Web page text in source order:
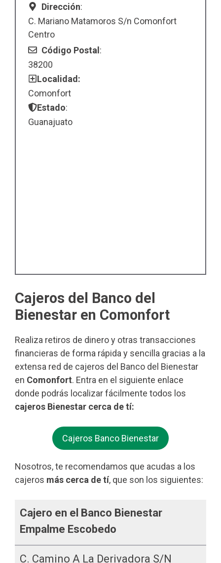
Dirección:
C. Mariano Matamoros S/n Comonfort
Centro
Código Postal:
38200
Localidad:
Comonfort
Estado:
Guanajuato
Cajeros del Banco del
Bienestar en Comonfort
Realiza retiros de dinero y otras transacciones
financieras de forma rápida y sencilla gracias a la
extensa red de cajeros del Banco del Bienestar
en Comonfort. Entra en el siguiente enlace
donde podrás localizar fácilmente todos los
cajeros Bienestar cerca de tí:
Cajeros Banco Bienestar
Nosotros, te recomendamos que acudas a los
cajeros más cerca de tí, que son los siguientes:
Cajero en el Banco Bienestar
Empalme Escobedo
C. Camino A La Derivadora S/n